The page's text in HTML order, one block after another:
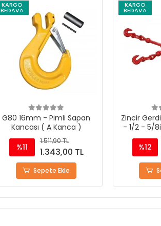
KARGO
BEDAVA
Zincir Gerdirme Kollu Model
- 1/2 - 5/8inch - 13-16mm
%12
5.721,75 TL
5.061,55 TL
Sepete Ekle
KARGO
BEDAVA
Zincir
- 3/8 - 1/
%12